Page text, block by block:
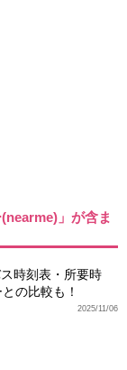
」が含ま
時刻表・所要時
の比較も！
2025/11/06